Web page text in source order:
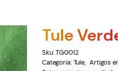
Tule
Sku:TG0012
Categoria: Tule Artigos